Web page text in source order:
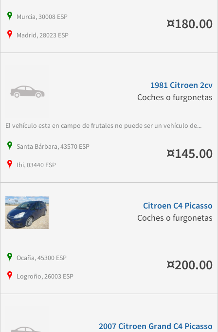
Murcia, 30008 ESP
Madrid, 28023 ESP
¤180.00
1981 Citroen 2cv
Coches o furgonetas
El vehículo esta en campo de frutales no puede ser un vehículo de...
Santa Bárbara, 43570 ESP
Ibi, 03440 ESP
¤145.00
Citroen C4 Picasso
Coches o furgonetas
Ocaña, 45300 ESP
Logroño, 26003 ESP
¤200.00
2007 Citroen Grand C4 Picasso